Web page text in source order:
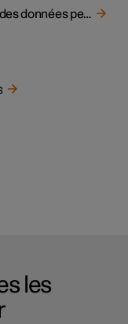
Conditions d'utilisation et exploitation des données personnelles
les